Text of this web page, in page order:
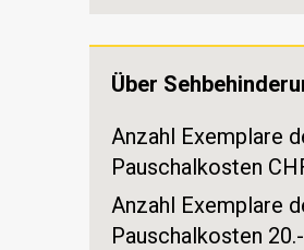
Über
Anzahl Exemplare
Pauschalkosten
Anzahl Exemplare
Pauschalkosten